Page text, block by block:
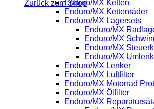
Zurück zum ShopEnduro/MX Ketten
Enduro/MX Kettenräder
Enduro/MX Lagersets
Enduro/MX
Enduro/MX
Enduro/MX
Enduro/MX
Enduro/MX Lenker
Enduro/MX Luftfilter
Enduro/MX Motorrad
Enduro/MX Ölfilter
Enduro/MX